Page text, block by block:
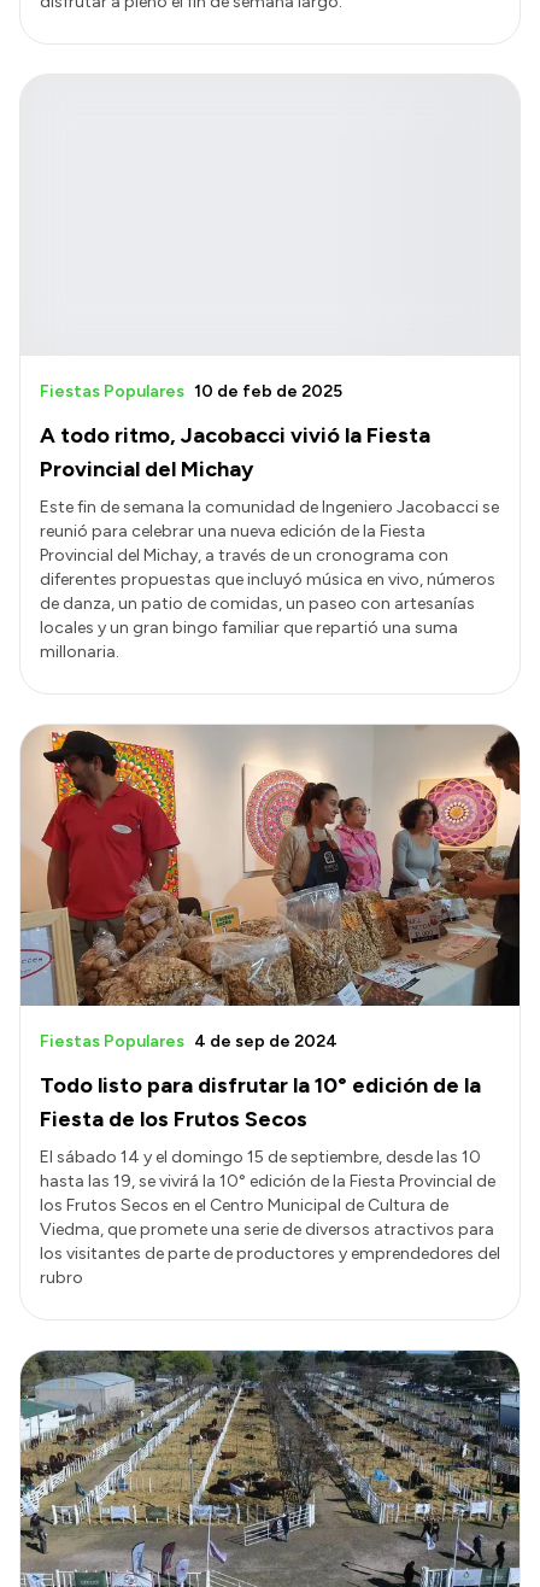
A todo ritmo, Jacobacci vivió la Fiesta
Provincial del Michay
Fiestas Populares 10 de feb de 2025
Este fin de semana la comunidad de Ingeniero Jacobacci se
reunió para celebrar una nueva edición de la Fiesta
Provincial del Michay, a través de un cronograma con
diferentes propuestas que incluyó música en vivo, números
de danza, un patio de comidas, un paseo con artesanías
locales y un gran bingo familiar que repartió una suma
millonaria.
Todo listo para disfrutar la 10° edición de la
Fiesta de los Frutos Secos
Fiestas Populares 4 de sep de 2024
El sábado 14 y el domingo 15 de septiembre, desde las 10
hasta las 19, se vivirá la 10° edición de la Fiesta Provincial de
los Frutos Secos en el Centro Municipal de Cultura de
Viedma, que promete una serie de diversos atractivos para
los visitantes de parte de productores y emprendedores del
rubro